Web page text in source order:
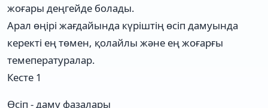
жоғары деңгейде болады.
Арал өңірі жағдайында күріштің өсіп дамуында
керекті ең төмен, қолайлы және ең жоғарғы
темепературалар.
Кесте 1
Өсіп - даму фазалары